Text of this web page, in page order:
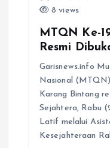
MTQN Ke-
Resmi
Garisnews.info
Nasional
Karang Bintang
Sejahtera, Rabu
Kesejahteraan